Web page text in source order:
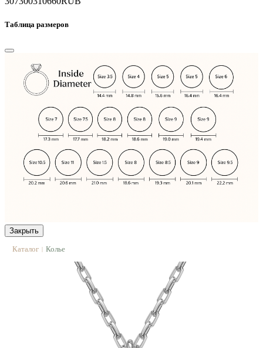
Таблица размеров
Закрыть
Каталог | Колье